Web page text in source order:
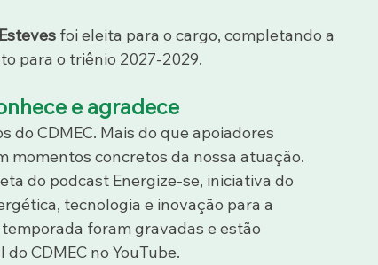
foi eleita para o cargo, completando a
para o triênio 2027-2029.
e agradece
do CDMEC. Mais do que apoiadores
momentos concretos da nossa atuação.
do podcast Energize-se, iniciativa do
tecnologia e inovação para a
foram gravadas e estão
CDMEC no YouTube.